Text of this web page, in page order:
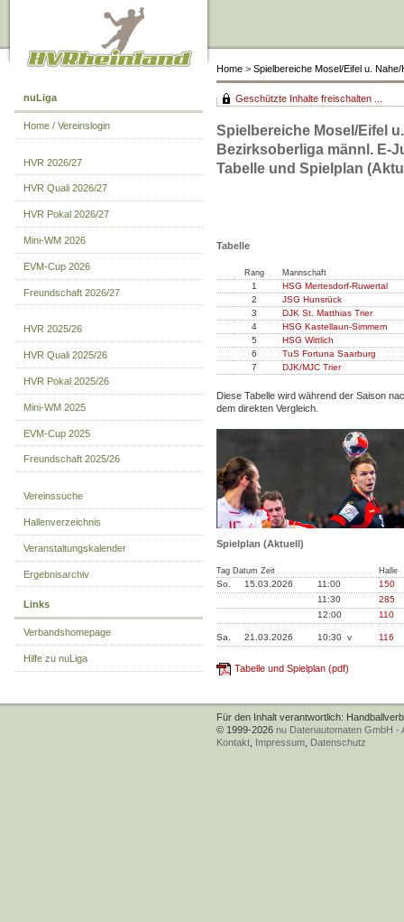
Home > Spielbereiche Mosel/Eifel u.
nuLiga
Home / Vereinslogin
HVR 2026/27
HVR Quali 2026/27
HVR Pokal 2026/27
Mini-WM 2026
EVM-Cup 2026
Freundschaft 2026/27
HVR 2025/26
HVR Quali 2025/26
HVR Pokal 2025/26
Mini-WM 2025
EVM-Cup 2025
Freundschaft 2025/26
Vereinssuche
Hallenverzeichnis
Veranstaltungskalender
Ergebnisarchiv
Links
Verbandshomepage
Hilfe zu nuLiga
Geschützte Inhalte freischalten ...
Spielbereiche Mosel/Eifel
Bezirksoberliga männl. E-
Tabelle und Spielplan
Tabelle
Rang Mannschaft
1
HSG Mertesdorf-Ruwertal
2
JSG Hunsrück
3
DJK St. Matthias Trier
4
HSG Kastellaun-Simmern
5
HSG Wittlich
6
TuS Fortuna Saarburg
7
DJK/MJC Trier
Diese Tabelle wird während der Saison
dem direkten Vergleich.
Spielplan (Aktuell)
Tag Datum Zeit Halle
So. 15.03.2026 11:00
150
11:30
285
12:00
110
Sa. 21.03.2026 10:30 v 116
Tabelle und Spielplan (pdf)
Für den Inhalt verantwortlich:
© 1999-2026 nu Datenautomaten GmbH -
Kontakt Impressum Datenschutz